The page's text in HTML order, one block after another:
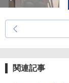
関連記事